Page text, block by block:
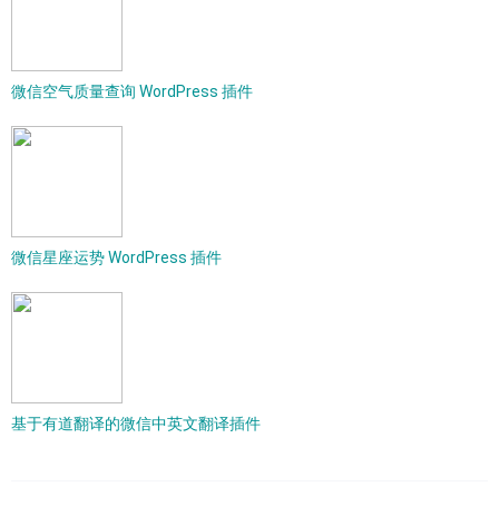
微信空气质量查询 WordPress 插件
微信星座运势 WordPress 插件
基于有道翻译的微信中英文翻译插件